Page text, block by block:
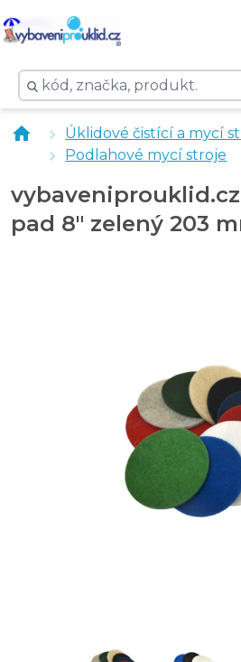
vybaveniprouklid.cz podlahový
vybaveniprouklid.cz podlahový
vybaveniprouklid.cz podlahový
vybaveniprouklid.cz podlahový
Úklidové čistící a mycí
Podlahové mycí stroje
pad 8" zelený 203